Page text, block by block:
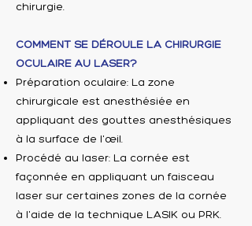
chirurgie.
COMMENT SE DÉROULE LA CHIRURGIE
OCULAIRE AU LASER?
Préparation oculaire: La zone
chirurgicale est anesthésiée en
appliquant des gouttes anesthésiques
à la surface de l'œil.
Procédé au laser: La cornée est
façonnée en appliquant un faisceau
laser sur certaines zones de la cornée
à l'aide de la technique LASIK ou PRK.